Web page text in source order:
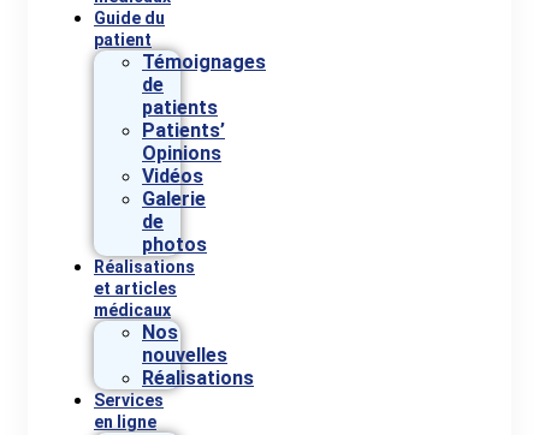
Guide du
patient
Témoignages
de
patients
Patients’
Opinions
Vidéos
Galerie
de
photos
Réalisations
et articles
médicaux
Nos
nouvelles
Réalisations
Services
en ligne